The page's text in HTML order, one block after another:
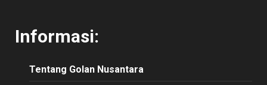
Informasi:
Tentang Golan Nusantara